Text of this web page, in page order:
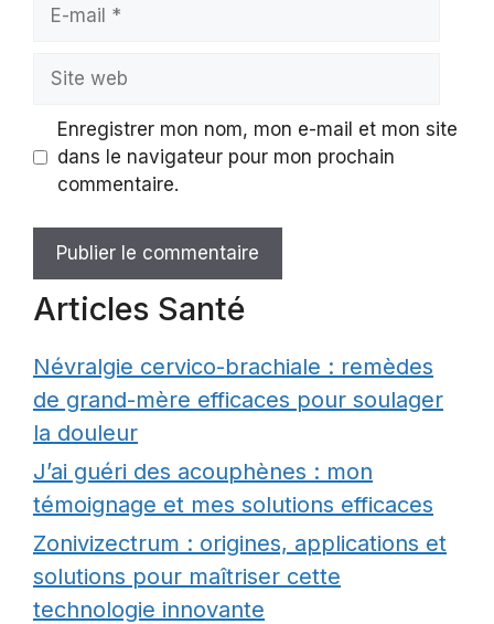
Site
Enregistrer mon nom, mon e-mail et mon site
dans le navigateur pour mon prochain
commentaire.
Articles Santé
Névralgie cervico-brachiale : remèdes
de grand-mère efficaces pour soulager
la douleur
J’ai guéri des acouphènes : mon
témoignage et mes solutions efficaces
Zonivizectrum : origines, applications et
solutions pour maîtriser cette
technologie innovante